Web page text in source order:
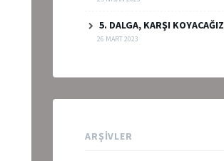
5. DALGA, KARŞI KOYACAĞIZ
26 MART 2023
ARŞIVLER